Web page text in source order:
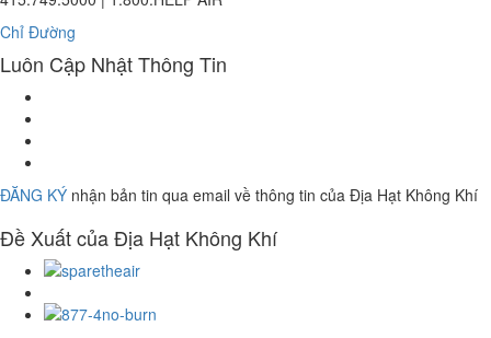
Chỉ Đường
Luôn Cập Nhật Thông Tin
Hạt
Không
Khí
trên
Twitter
Facebook
của
Địa
Hạt
của
Địa
Hạt
Không
Khí
District
on
Instagram
ĐĂNG KÝ nhận bản tin qua email về thông tin của Địa Hạt Không Khí
Đề Xuất của Địa Hạt Không Khí
Trang